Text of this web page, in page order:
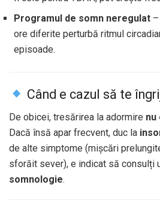
Programul de somn neregulat
ore diferite perturbă ritmul
episoade.
Când e cazul să te
De obicei, tresărirea la adormire nu
Dacă însă apar frecvent, duc la
de alte simptome (mișcări
sforăit sever), e indicat să consulți
somnologie.